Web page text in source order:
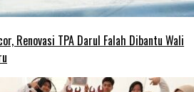
Renovasi TPA Darul Falah Dibantu Wali